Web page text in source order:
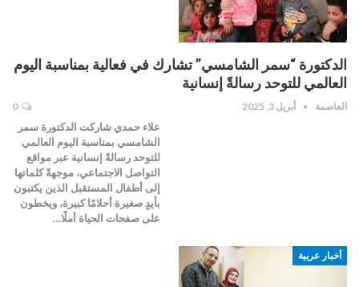
الدكتورة “سمر الشامسي” تشارك في فعالية بمناسبة اليوم
العالمي للتوحد رسالةً إنسانية
العاصمة أبريل 3, 2025 0
علاء حمدي شاركت الدكتورة سمر
الشامسي بمناسبة اليوم العالمي
للتوحد رسالةً إنسانية عبر مواقع
التواصل الاجتماعي، موجهةً كلماتها
إلى أطفال المستقبل الذين يكتبون
بأيدٍ صغيرة أحلامًا كبيرة، ويخطون
على صفحات الحياة أملًا…
أخبار عربية